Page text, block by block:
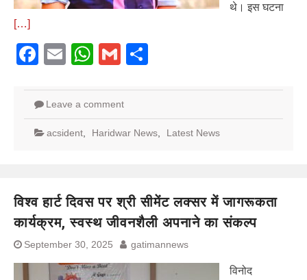
थे। इस घटना
[…]
Facebook
EmailWhatsApp
Gmail
Leave a comment
acsident Haridwar News Latest News
विश्व हार्ट दिवस पर श्री सीमेंट लक्सर में जागरूकता
कार्यक्रम, स्वस्थ जीवनशैली अपनाने का संकल्प
September 30, 2025 gatimannews
विनोद